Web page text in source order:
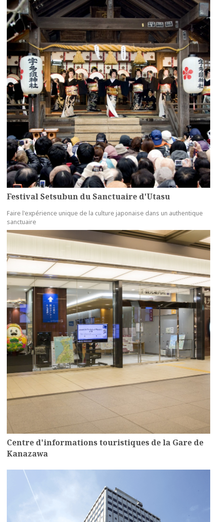
Festival Setsubun du Sanctuaire d'Utasu
Faire l'expérience unique de la culture japonaise dans un authentique
sanctuaire
Centre d'informations touristiques de la Gare de
Kanazawa
more